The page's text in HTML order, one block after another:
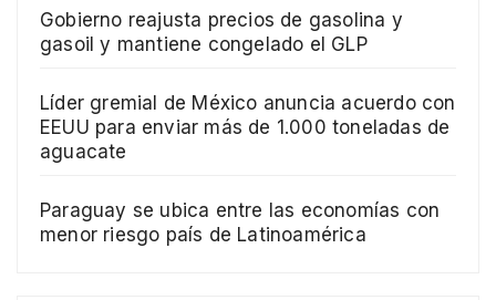
Gobierno reajusta precios de gasolina y
gasoil y mantiene congelado el GLP
Líder gremial de México anuncia acuerdo con
EEUU para enviar más de 1.000 toneladas de
aguacate
Paraguay se ubica entre las economías con
menor riesgo país de Latinoamérica